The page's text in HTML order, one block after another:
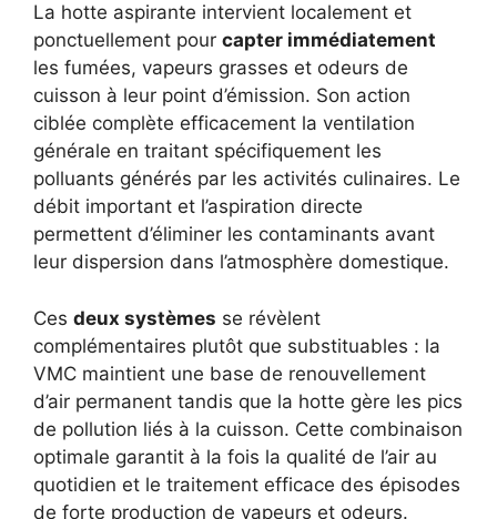
La hotte aspirante intervient localement et
ponctuellement pour capter immédiatement
les fumées, vapeurs grasses et odeurs de
cuisson à leur point d’émission. Son action
ciblée complète efficacement la ventilation
générale en traitant spécifiquement les
polluants générés par les activités culinaires. Le
débit important et l’aspiration directe
permettent d’éliminer les contaminants avant
leur dispersion dans l’atmosphère domestique.
Ces deux systèmes se révèlent
complémentaires plutôt que substituables : la
VMC maintient une base de renouvellement
d’air permanent tandis que la hotte gère les pics
de pollution liés à la cuisson. Cette combinaison
optimale garantit à la fois la qualité de l’air au
quotidien et le traitement efficace des épisodes
de forte production de vapeurs et odeurs.